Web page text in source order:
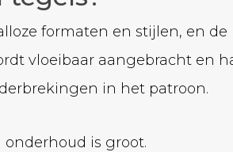
formaten en stijlen, en
vloeibaar aangebracht en
in het patroon.
is groot.